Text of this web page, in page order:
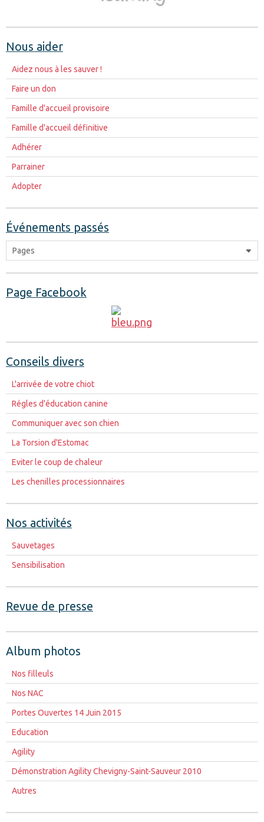
Nous aider
Aidez nous à les sauver !
Faire un don
Famille d'accueil provisoire
Famille d'accueil définitive
Adhérer
Parrainer
Adopter
Événements passés
Page Facebook
Conseils divers
L'arrivée de votre chiot
Régles d'éducation canine
Communiquer avec son chien
La Torsion d'Estomac
Eviter le coup de chaleur
Les chenilles processionnaires
Nos activités
Sauvetages
Sensibilisation
Revue de presse
Album photos
Nos filleuls
Nos NAC
Portes Ouvertes 14 Juin 2015
Education
Agility
Démonstration Agility Chevigny-Saint-Sauveur 2010
Autres